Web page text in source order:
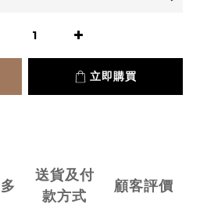
立即購買
送貨及付
款方式
顧客評價